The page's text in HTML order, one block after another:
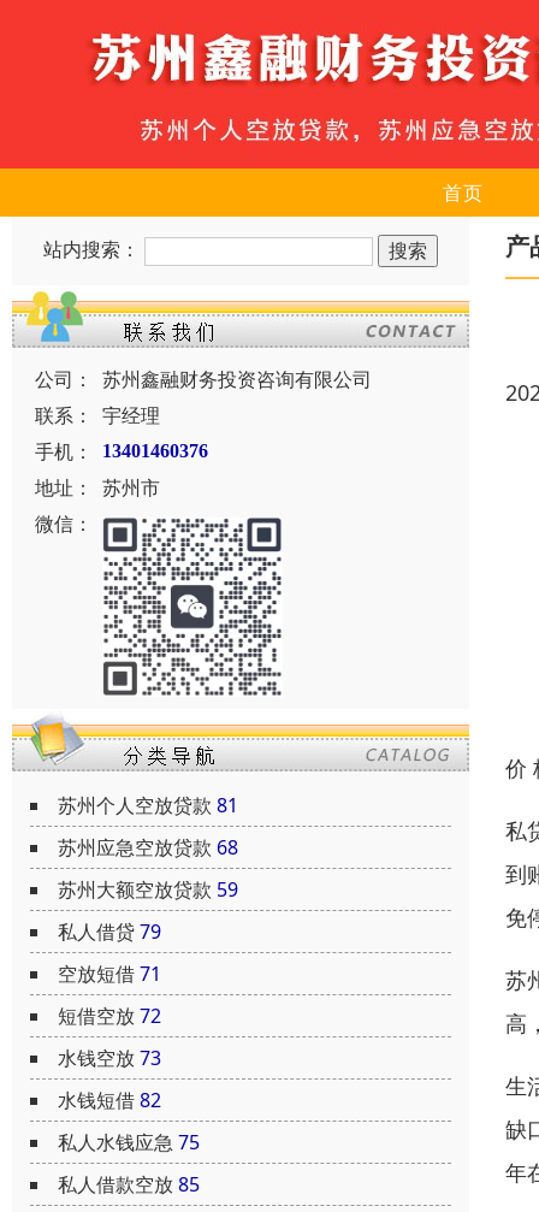
首页
站内搜索：
公司：
苏州鑫融财务投资咨询有限公司
联系：
宇经理
手机：
13401460376
地址：
苏州市
微信：
苏州个人空放贷款 81
苏州应急空放贷款 68
苏州大额空放贷款 59
私人借贷79
空放短借71
短借空放72
水钱空放73
水钱短借82
私人水钱应急75
私人借款空放85
产
价
私
到
免
苏
高
生
缺
年